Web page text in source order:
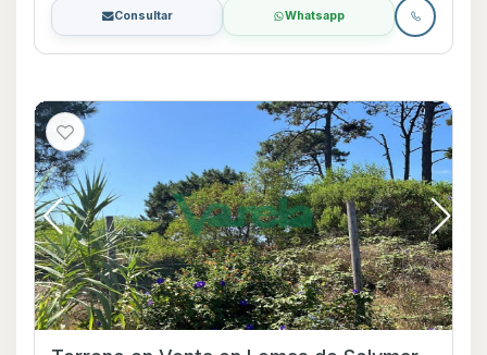
Consultar Whatsapp